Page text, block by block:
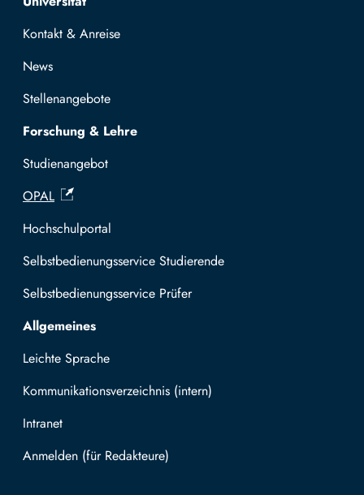
Kontakt & Anreise
News
Stellenangebote
Forschung & Lehre
Studienangebot
OPAL
Hochschulportal
Selbstbedienungsservice Studierende
Selbstbedienungsservice Prüfer
Allgemeines
Leichte Sprache
Kommunikationsverzeichnis (intern)
Intranet
Mit TUBAF Login anmelden